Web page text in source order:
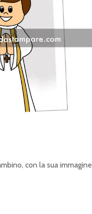
con la sua immagine